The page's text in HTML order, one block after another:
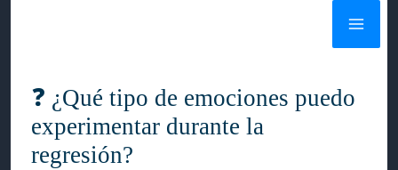
❓ ¿Qué tipo de emociones puedo
experimentar durante la
regresión?